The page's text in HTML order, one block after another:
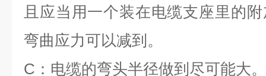
且应当用一个装在电缆支座里的
弯曲应力可以减到。
C ：电缆的弯头半径做到尽可能